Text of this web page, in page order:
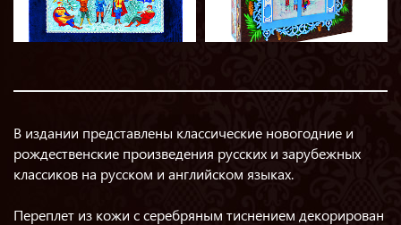
В издании представлены классические новогодние и
рождественские произведения русских и зарубежных
классиков на русском и английском языках.
Переплет из кожи с серебряным тиснением декорирован